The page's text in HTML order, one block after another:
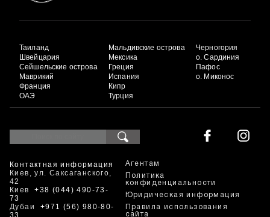
Таиланд
Швейцария
Сейшельские острова
Маврикий
Франция
ОАЭ
Мальдивские острова
Мексика
Греция
Испания
Кипр
Турция
Черногория
о. Сардиния
Пафос
о. Миконос
Контактная информация
Киев, ул. Саксаганского,
42
Киев+38 (044) 490-73-
73
Дубаи +971 (56) 980-80-
33
Агентам
Политика
конфиденциальности
Юридическая информация
Правила использования
сайта